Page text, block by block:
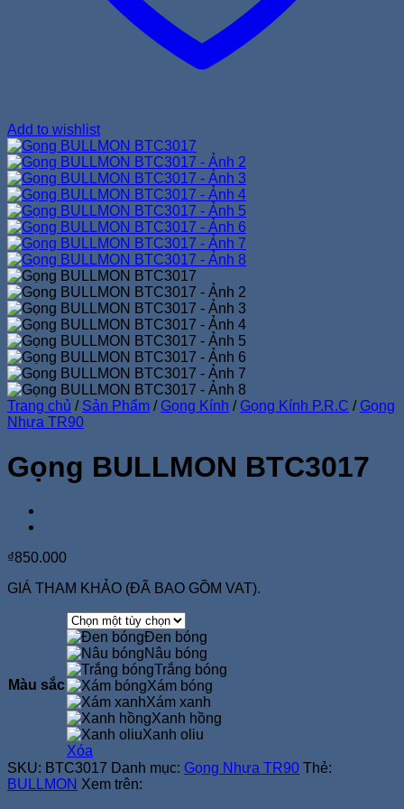
Add to wishlist
Trang chủ / Sản Phẩm / Gọng Kính / Gọng Kính P.R.C / Gọng
Nhựa TR90
Gọng BULLMON BTC3017
₫850.000
GIÁ THAM KHẢO (ĐÃ BAO GỒM VAT).
Màu sắc
Đen bóng
Nâu bóng
Trắng bóng
Xám bóng
Xám xanh
Xanh hồng
Xanh oliu
Xóa
SKU: BTC3017 Danh mục: Gọng Nhựa TR90 Thẻ:
BULLMON Xem trên: